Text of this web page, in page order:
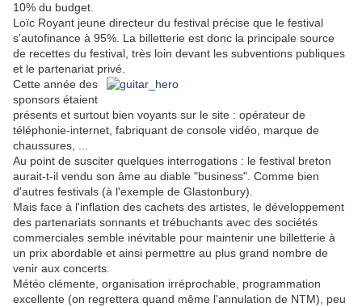
10% du budget.
Loïc Royant jeune directeur du festival précise que le festival
s'autofinance à 95%. La billetterie est donc la principale source
de recettes du festival, très loin devant les subventions publiques
et le partenariat privé.
Cette année des
sponsors étaient
présents et surtout bien voyants sur le site : opérateur de
téléphonie-internet, fabriquant de console vidéo, marque de
chaussures, ...
Au point de susciter quelques interrogations : le festival breton
aurait-t-il vendu son âme au diable "business". Comme bien
d'autres festivals (à l'exemple de Glastonbury).
Mais face à l'inflation des cachets des artistes, le développement
des partenariats sonnants et trébuchants avec des sociétés
commerciales semble inévitable pour maintenir une billetterie à
un prix abordable et ainsi permettre au plus grand nombre de
venir aux concerts.
Météo clémente, organisation irréprochable, programmation
excellente (on regrettera quand même l'annulation de NTM), peu